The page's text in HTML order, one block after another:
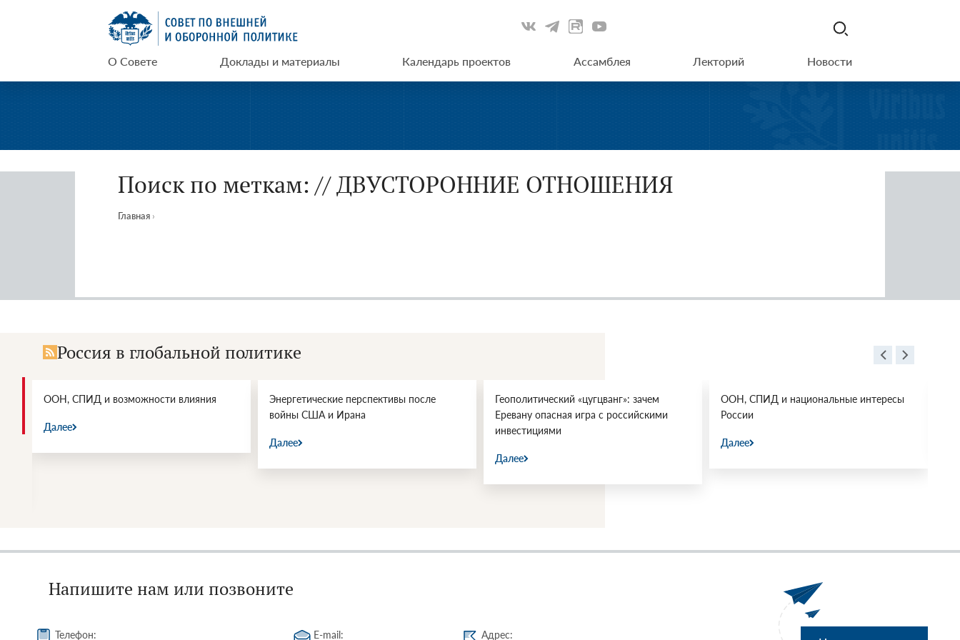
СВОП
О Совете Доклады и материалы Календарь проектов Ассамблея Лекторий Новости
Поиск по меткам: // ДВУСТОРОННИЕ ОТНОШЕНИЯ
Главная ›
Россия в глобальной политике
ООН, СПИД и возможности влияния
Далее
Энергетические перспективы после
войны США и Ирана
Далее
Геополитический «цугцванг»: зачем
Еревану опасная игра с российскими
инвестициями
Далее
ООН, СПИД и национальные интересы
России
Далее
Напишите нам или позвоните
Телефон: E-mail: Адрес: